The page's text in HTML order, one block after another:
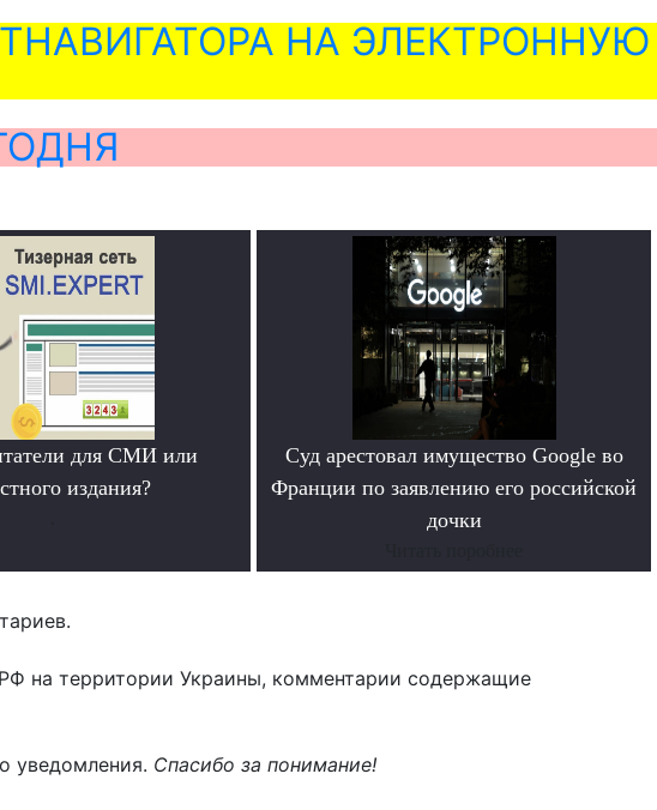
НА ЭЛЕКТРОННУЮ
для СМИ или
издания?
Суд арестовал имущество Google во
Франции по заявлению его российской
дочки
на территории Украины, комментарии содержащие
уведомления. Спасибо за понимание!